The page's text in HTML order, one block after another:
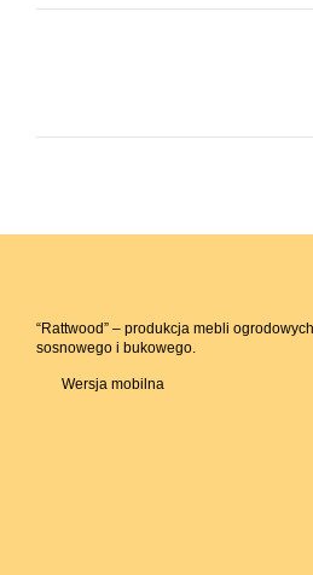
“Rattwood” – produkcja mebli
sosnowego i bukowego.
Wersja mobilna